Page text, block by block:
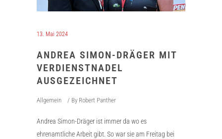
13. Mai 2024
ANDREA SIMON-DRÄGER MIT
VERDIENSTNADEL
AUSGEZEICHNET
Allgemein By Robert Panther
Andrea Simon-Dräger ist immer da wo es
ehrenamtliche Arbeit gibt. So war sie am Freitag bei